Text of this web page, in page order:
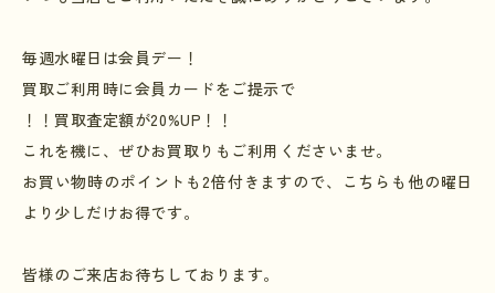
毎週水曜日は会員デー！
買取ご利用時に会員カードをご提示で
！！買取査定額が20%UP ！！
これを機に、ぜひお買取りもご利用くださいませ。
お買い物時のポイントも2倍付きますので、こちらも他の曜日
より少しだけお得です。
皆様のご来店お待ちしております。